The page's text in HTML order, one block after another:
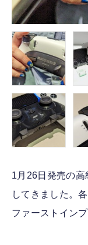
1月26日発売の
してきました。
ファーストイン